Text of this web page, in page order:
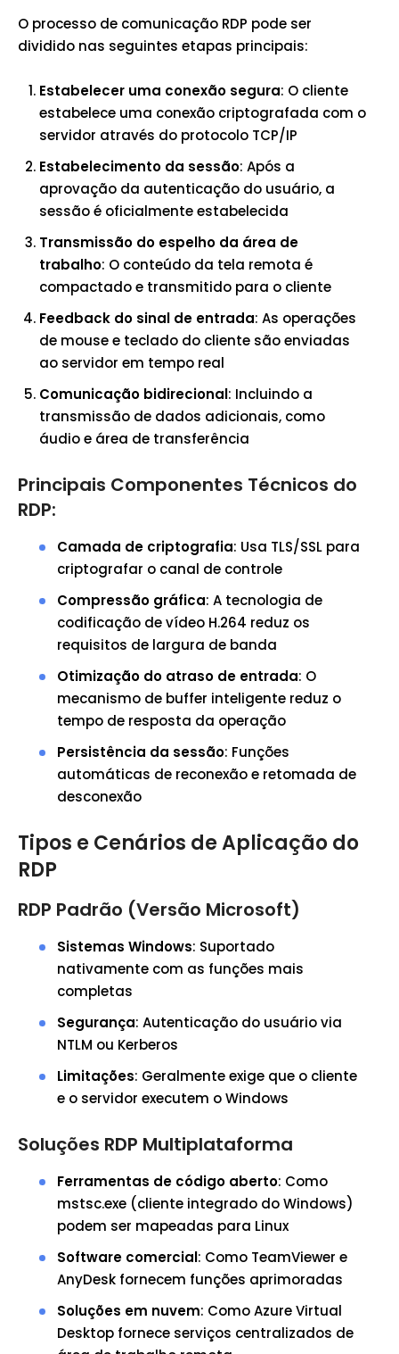
O processo de comunicação RDP pode ser
dividido nas seguintes etapas principais:
Estabelecer uma conexão segura: O cliente
estabelece uma conexão criptografada com o
servidor através do protocolo TCP/IP
Estabelecimento da sessão: Após a
aprovação da autenticação do usuário, a
sessão é oficialmente estabelecida
Transmissão do espelho da área de
trabalho: O conteúdo da tela remota é
compactado e transmitido para o cliente
Feedback do sinal de entrada: As operações
de mouse e teclado do cliente são enviadas
ao servidor em tempo real
Comunicação bidirecional: Incluindo a
transmissão de dados adicionais, como
áudio e área de transferência
Principais Componentes Técnicos do
RDP:
Camada de criptografia: Usa TLS/SSL para
criptografar o canal de controle
Compressão gráfica: A tecnologia de
codificação de vídeo H.264 reduz os
requisitos de largura de banda
Otimização do atraso de entrada: O
mecanismo de buffer inteligente reduz o
tempo de resposta da operação
Persistência da sessão: Funções
automáticas de reconexão e retomada de
desconexão
Tipos e Cenários de Aplicação do
RDP
RDP Padrão (Versão Microsoft)
Sistemas Windows: Suportado
nativamente com as funções mais
completas
Segurança: Autenticação do usuário via
NTLM ou Kerberos
Limitações: Geralmente exige que o cliente
e o servidor executem o Windows
Soluções RDP Multiplataforma
Ferramentas de código aberto: Como
mstsc.exe (cliente integrado do Windows)
podem ser mapeadas para Linux
Software comercial: Como TeamViewer e
AnyDesk fornecem funções aprimoradas
Soluções em nuvem: Como Azure Virtual
Desktop fornece serviços centralizados de